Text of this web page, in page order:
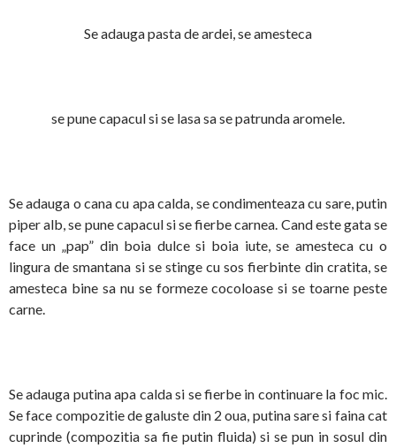
Se adauga pasta de ardei, se amesteca
se pune capacul si se lasa sa se patrunda aromele.
Se adauga o cana cu apa calda, se condimenteaza cu sare, putin
piper alb, se pune capacul si se fierbe carnea. Cand este gata se
face un „pap” din boia dulce si boia iute, se amesteca cu o
lingura de smantana si se stinge cu sos fierbinte din cratita, se
amesteca bine sa nu se formeze cocoloase si se toarne peste
carne.
Se adauga putina apa calda si se fierbe in continuare la foc mic.
Se face compozitie de galuste din 2 oua, putina sare si faina cat
cuprinde (compozitia sa fie putin fluida) si se pun in sosul din